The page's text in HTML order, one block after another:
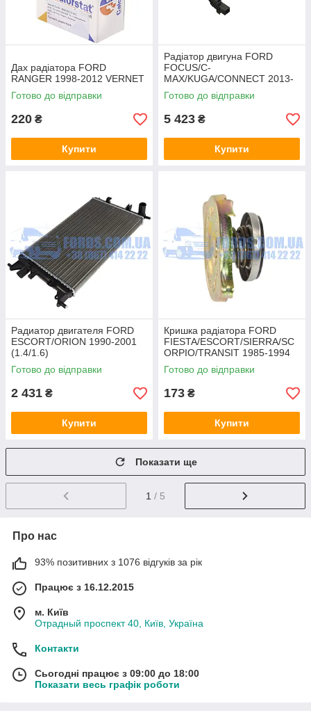
Дах радіатора FORD
RANGER 1998-2012 VERNET
Готово до відправки
220 ₴
Купити
Радіатор двигуна FORD
FOCUS/C-
MAX/KUGA/CONNECT 2013-
2020 (1.5TDCI) KALE
Готово до відправки
5 423 ₴
Купити
Радиатор двигателя FORD
ESCORT/ORION 1990-2001
(1.4/1.6)
(6912232/93AT8005AA/D7G0
27TT) THERMOTEC
Готово до відправки
2 431 ₴
Купити
Кришка радіатора FORD
FIESTA/ESCORT/SIERRA/SC
ORPIO/TRANSIT 1985-1994
(2.0 OHC 2.5DI) JP GROUP
Готово до відправки
173 ₴
Купити
Показати ще
1 / 5
Про нас
93% позитивних з 1076 відгуків за рік
Працює з 16.12.2015
м. Київ
Отрадный проспект 40, Київ, Україна
Контакти
Сьогодні працює з 09:00 до 18:00
Показати весь графік роботи